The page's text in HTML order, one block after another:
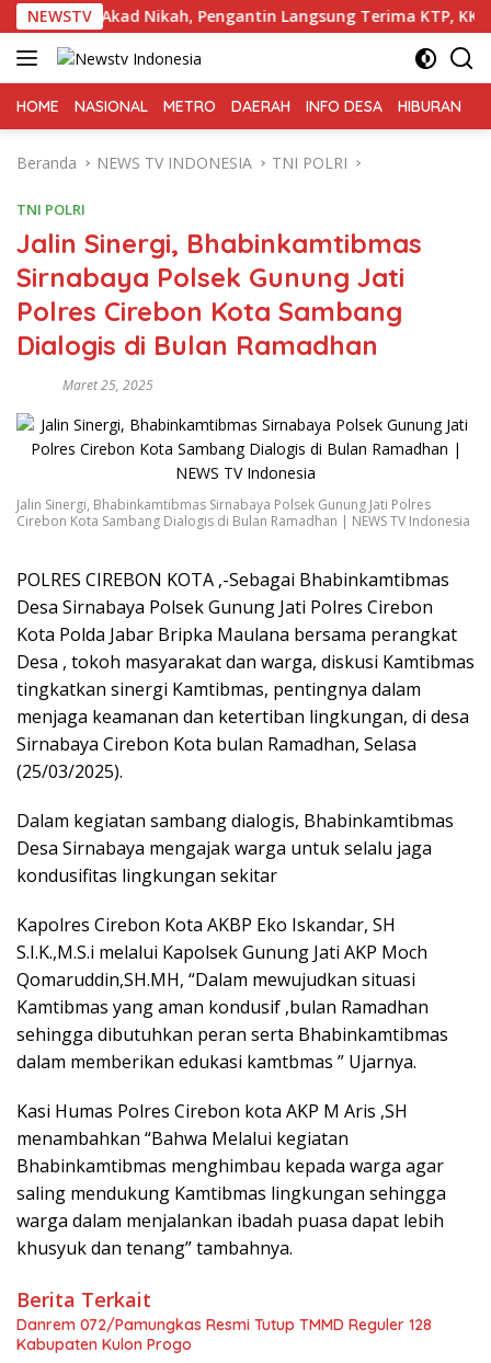
Langsung
ke
konten
NEWSTV
Akad Nikah, Pengantin Langsung Terima KTP, KK, dan
HOME NASIONAL METRO DAERAH INFO DESA HIBURAN
Beranda NEWS TV INDONESIA TNI POLRI
TNI POLRI
Jalin Sinergi, Bhabinkamtibmas
Sirnabaya Polsek Gunung Jati
Polres Cirebon Kota Sambang
Dialogis di Bulan Ramadhan
Maret 25, 2025
Jalin Sinergi, Bhabinkamtibmas Sirnabaya Polsek Gunung Jati Polres
Cirebon Kota Sambang Dialogis di Bulan Ramadhan | NEWS TV Indonesia
POLRES CIREBON KOTA ,-Sebagai Bhabinkamtibmas
Desa Sirnabaya Polsek Gunung Jati Polres Cirebon
Kota Polda Jabar Bripka Maulana bersama perangkat
Desa , tokoh masyarakat dan warga, diskusi Kamtibmas
tingkatkan sinergi Kamtibmas, pentingnya dalam
menjaga keamanan dan ketertiban lingkungan, di desa
Sirnabaya Cirebon Kota bulan Ramadhan, Selasa
(25/03/2025).
Dalam kegiatan sambang dialogis, Bhabinkamtibmas
Desa Sirnabaya mengajak warga untuk selalu jaga
kondusifitas lingkungan sekitar
Kapolres Cirebon Kota AKBP Eko Iskandar, SH
S.I.K.,M.S.i melalui Kapolsek Gunung Jati AKP Moch
Qomaruddin,SH.MH, “Dalam mewujudkan situasi
Kamtibmas yang aman kondusif ,bulan Ramadhan
sehingga dibutuhkan peran serta Bhabinkamtibmas
dalam memberikan edukasi kamtbmas ” Ujarnya.
Kasi Humas Polres Cirebon kota AKP M Aris ,SH
menambahkan “Bahwa Melalui kegiatan
Bhabinkamtibmas menghimbau kepada warga agar
saling mendukung Kamtibmas lingkungan sehingga
warga dalam menjalankan ibadah puasa dapat lebih
khusyuk dan tenang” tambahnya.
Berita Terkait
Danrem 072/Pamungkas Resmi Tutup TMMD Reguler 128
Kabupaten Kulon Progo